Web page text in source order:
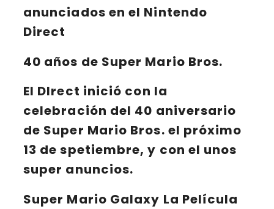
anunciados en el Nintendo
Direct
40 años de Super Mario Bros.
El DIrect inició con la
celebración del 40 aniversario
de Super Mario Bros. el próximo
13 de spetiembre, y con el unos
super anuncios.
Super Mario Galaxy La Película